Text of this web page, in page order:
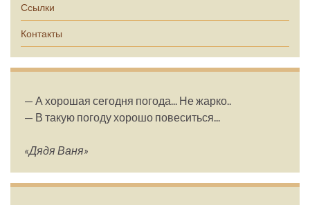
Ссылки
Контакты
— А хорошая сегодня погода... Не жарко..
— В такую погоду хорошо повеситься...
«Дядя Ваня»